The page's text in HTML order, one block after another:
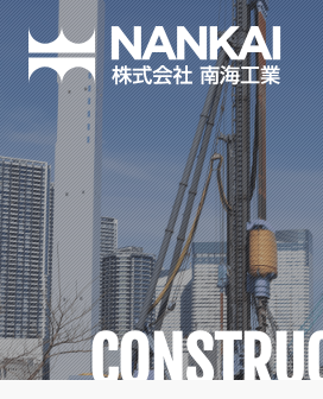
南海工業 Construction工事部門